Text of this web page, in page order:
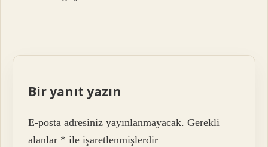
Bir yanıt yazın
E-posta adresiniz yayınlanmayacak. Gerekli
alanlar * ile işaretlenmişlerdir